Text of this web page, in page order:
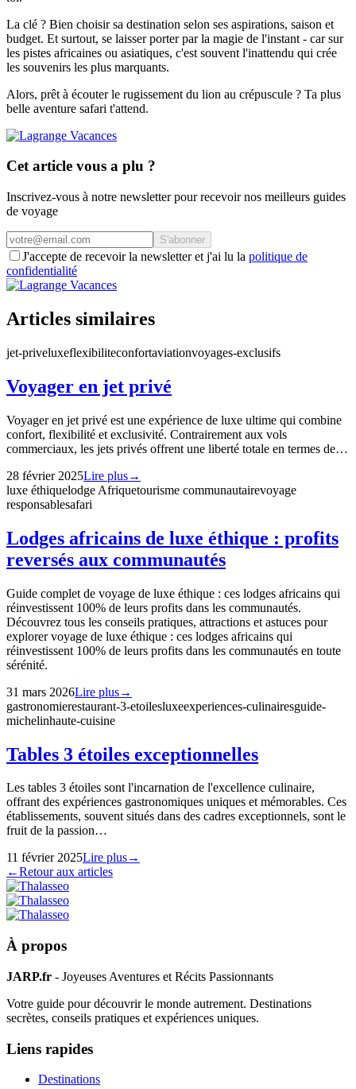
La clé ? Bien choisir sa destination selon ses aspirations, saison et
budget. Et surtout, se laisser porter par la magie de l'instant - car sur
les pistes africaines ou asiatiques, c'est souvent l'inattendu qui crée
les souvenirs les plus marquants.
Alors, prêt à écouter le rugissement du lion au crépuscule ? Ta plus
belle aventure safari t'attend.
Cet article vous a plu ?
Inscrivez-vous à notre newsletter pour recevoir nos meilleurs guides
de voyage
S'abonner
J'accepte de recevoir la newsletter et j'ai lu la politique de
confidentialité
Articles similaires
jet-priveluxeflexibiliteconfortaviationvoyages-exclusifs
Voyager en jet privé
Voyager en jet privé est une expérience de luxe ultime qui combine
confort, flexibilité et exclusivité. Contrairement aux vols
commerciaux, les jets privés offrent une liberté totale en termes de…
28 février 2025Lire plus→
luxe éthiquelodge Afriquetourisme communautairevoyage
responsablesafari
Lodges africains de luxe éthique : profits
reversés aux communautés
Guide complet de voyage de luxe éthique : ces lodges africains qui
réinvestissent 100% de leurs profits dans les communautés.
Découvrez tous les conseils pratiques, attractions et astuces pour
explorer voyage de luxe éthique : ces lodges africains qui
réinvestissent 100% de leurs profits dans les communautés en toute
sérénité.
31 mars 2026Lire plus→
gastronomierestaurant-3-etoilesluxeexperiences-culinairesguide-
michelinhaute-cuisine
Tables 3 étoiles exceptionnelles
Les tables 3 étoiles sont l'incarnation de l'excellence culinaire,
offrant des expériences gastronomiques uniques et mémorables. Ces
établissements, souvent situés dans des cadres exceptionnels, sont le
fruit de la passion…
11 février 2025Lire plus→
←Retour aux articles
À propos
JARP.fr - Joyeuses Aventures et Récits Passionnants
Votre guide pour découvrir le monde autrement. Destinations
secrètes, conseils pratiques et expériences uniques.
Liens rapides
Destinations